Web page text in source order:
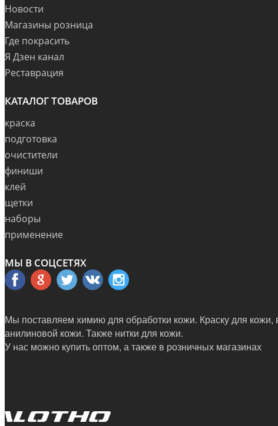
Новости
Магазины розница
Где покрасить
Я Дзен канал
Реставрация
КАТАЛОГ ТОВАРОВ
краска
подготовка
очистители
финиши
клей
щетки
наборы
применение
МЫ В СОЦСЕТЯХ
Мы поставляем химию для обработки кожи. Краску для кожи,
анилиновой кожи. Также нитки для кожи.
У нас можно купить оптом, а также в розничных магазинах